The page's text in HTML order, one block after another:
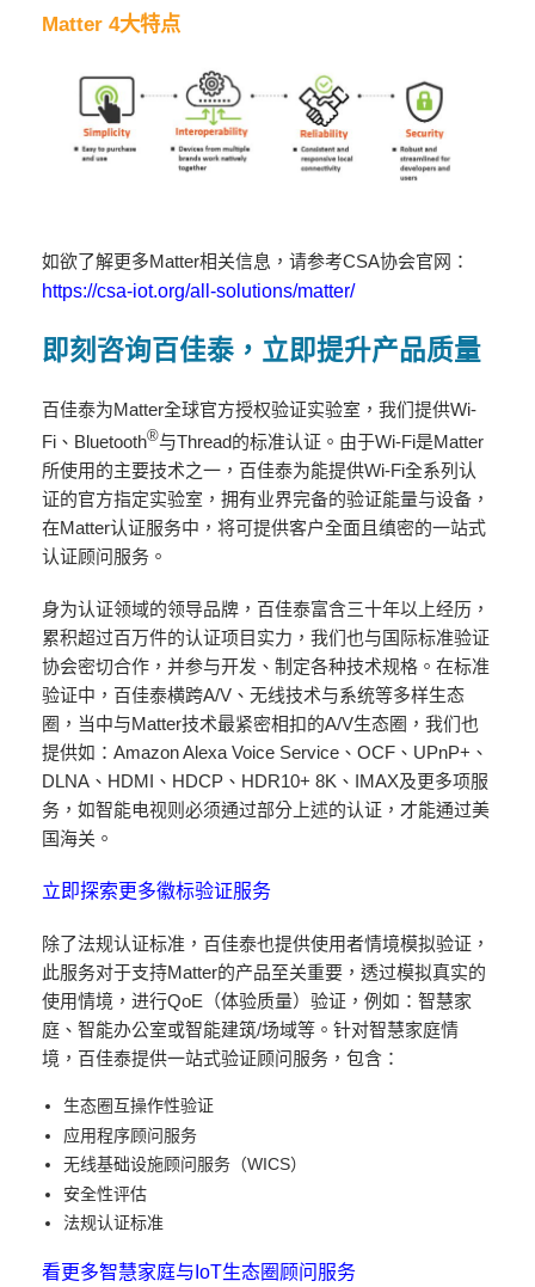
Matter 4大特点
如欲了解更多Matter相关信息，请参考CSA协会官网：
https://csa-iot.org/all-solutions/matter/
即刻咨询百佳泰，立即提升产品质量
百佳泰为Matter全球官方授权验证实验室，我们提供Wi-
Fi、Bluetooth®与Thread的标准认证。由于Wi-Fi是Matter
所使用的主要技术之一，百佳泰为能提供Wi-Fi全系列认
证的官方指定实验室，拥有业界完备的验证能量与设备，
在Matter认证服务中，将可提供客户全面且缜密的一站式
认证顾问服务。
身为认证领域的领导品牌，百佳泰富含三十年以上经历，
累积超过百万件的认证项目实力，我们也与国际标准验证
协会密切合作，并参与开发、制定各种技术规格。在标准
验证中，百佳泰横跨A/V、无线技术与系统等多样生态
圈，当中与Matter技术最紧密相扣的A/V生态圈，我们也
提供如：Amazon Alexa Voice Service、OCF、UPnP+、
DLNA、HDMI、HDCP、HDR10+ 8K、IMAX及更多项服
务，如智能电视则必须通过部分上述的认证，才能通过美
国海关。
立即探索更多徽标验证服务
除了法规认证标准，百佳泰也提供使用者情境模拟验证，
此服务对于支持Matter的产品至关重要，透过模拟真实的
使用情境，进行QoE（体验质量）验证，例如：智慧家
庭、智能办公室或智能建筑/场域等。针对智慧家庭情
境，百佳泰提供一站式验证顾问服务，包含：
生态圈互操作性验证
应用程序顾问服务
无线基础设施顾问服务（WICS）
安全性评估
法规认证标准
看更多智慧家庭与IoT生态圈顾问服务